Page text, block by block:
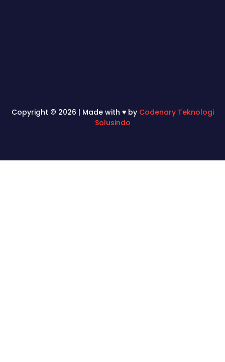
Copyright © 2026 | Made with ♥ by Codenary Teknologi
Solusindo